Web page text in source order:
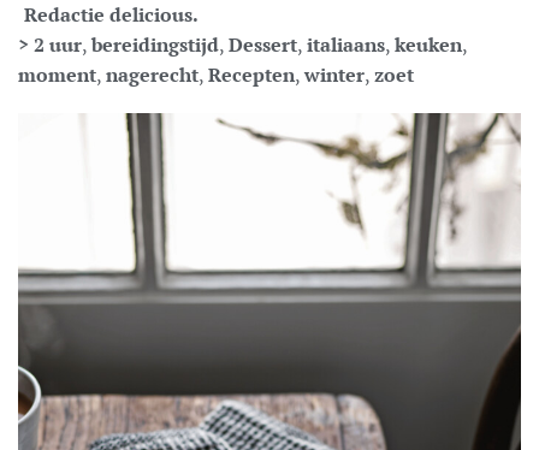
Redactie delicious.
> 2 uur,bereidingstijd,Dessert,italiaans,keuken,
moment,nagerecht,Recepten,winter,zoet